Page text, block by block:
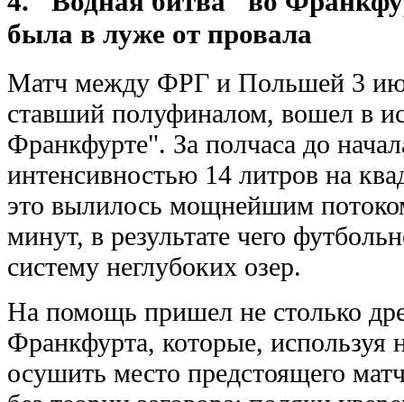
была в луже от провала
Матч между ФРГ и Польшей 3
ставший полуфиналом, вошел в
Франкфурте". За полчаса до
интенсивностью 14 литров на
это вылилось мощнейшим
минут, в результате чего
систему неглубоких озер.
На помощь пришел не столько
Франкфурта, которые,
осушить место предстоящего